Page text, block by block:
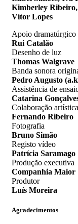
Kimberley
Vítor Lopes
Apoio dramatúrgico
Rui Catalão
Desenho de luz
Thomas Walgrave
Banda sonora
Pedro Augusto
Assistência de
Catarina
Colaboração artística
Fernando Ribeiro
Fotografia
Bruno Simão
Registo vídeo
Patrícia Saramago
Produção executiva
Companhia Maior
Produtor
Luís Moreira
Agradecimentos